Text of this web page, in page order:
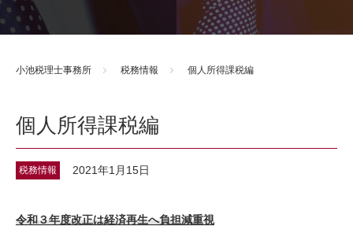
小池税理士事務所 税務情報 個人所得課税編
個人所得課税編
税務情報 2021年1月15日
令和３年度改正は経済再生へ負担減重視